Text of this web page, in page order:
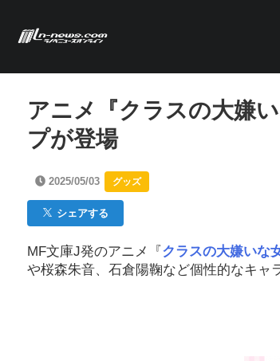
アニメ『クラスの大嫌
プが登場
2025/05/03 グッズ
シェアする
MF文庫J発のアニメ『 クラスの大嫌いな
や桜森朱音、石倉陽鞠など個性的なキャ